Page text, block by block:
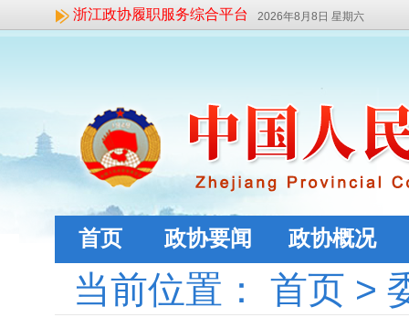
浙江政协履职服务综合平台 2026年8月8日 星期六
首页 政协要闻 政协概况
当前位置： 首页 >